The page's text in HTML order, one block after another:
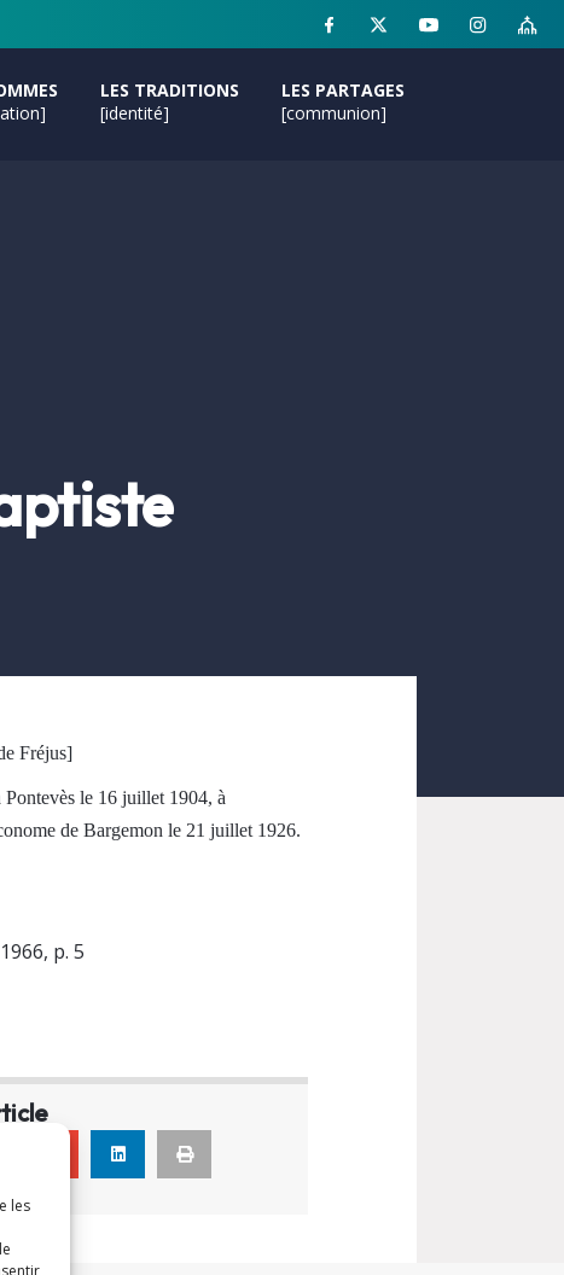
les
LES TRADITIONS
[identité]
LES PARTAGES
[communion]
Fréjus]
le 16 juillet 1904, à
de Bargemon le 21 juillet 1926.
p. 5